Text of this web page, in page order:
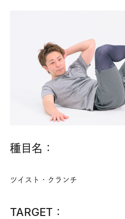
種目名：
ツイスト・クランチ
TARGET：